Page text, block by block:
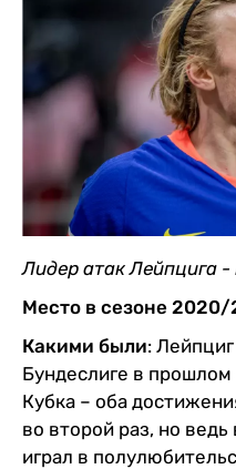
Лидер атак Лейпцига
Место в сезоне 2020/
Какими были:
Бундеслиге в
Кубка – оба
во второй раз, но ведь
играл в